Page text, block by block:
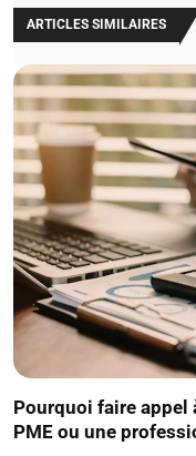
ARTICLES SIMILAIRES
Pourquoi faire appel
PME ou une